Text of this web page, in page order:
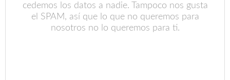
cedemos los datos a nadie. Tampoco nos gusta
el SPAM, así que lo que no queremos para
nosotros no lo queremos para ti.